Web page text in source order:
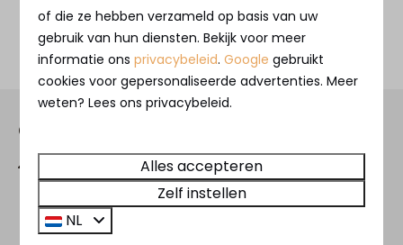
Meer info over de Blauwe Vlag vind jehier
Contact
Rijnbandijk 36
4021 GH Maurik
Gelderland
Nederland
of die ze hebben verzameld op basis van uw
gebruik van hun diensten. Bekijk voor meer
informatie onsprivacybeleid.Google gebruikt
cookies voor gepersonaliseerde advertenties. Meer
weten? Lees ons privacybeleid.
Alles accepteren
Zelf instellen
NL